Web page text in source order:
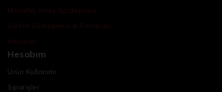
Mesafeli Satış Sözleşmesi
Gizlilik Sözleşmesi & Politikası
Hesabım
Hesabım
Ürün Kullanımı
Siparişler